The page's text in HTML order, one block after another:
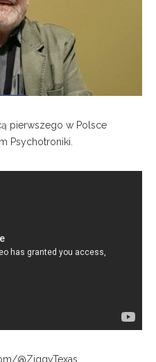
pierwszego w Polsce
Psychotroniki.
@ZiggyTexas